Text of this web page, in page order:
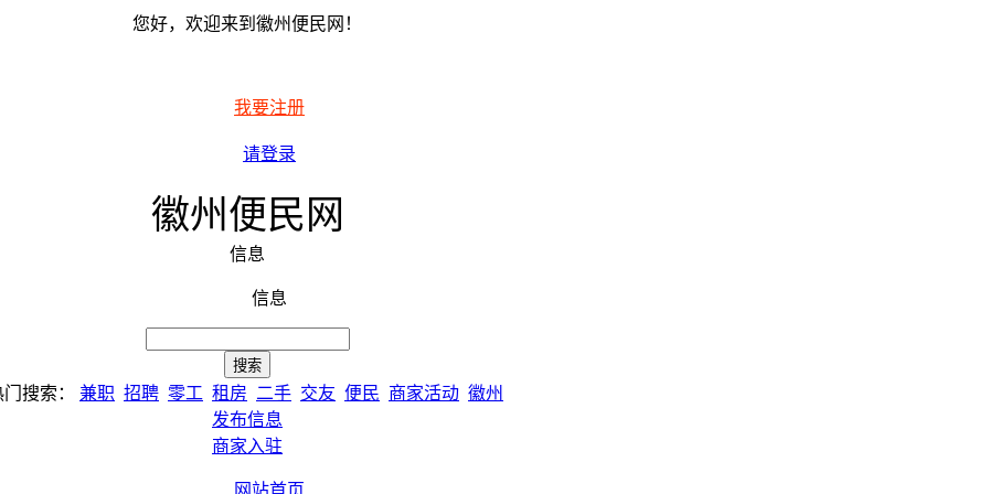
您好，欢迎来到徽州便民网！
我要注册
请登录
徽州便民网
信息
信息
门搜索： 兼职 招聘 零工 租房 二手 交友 便民 商家活动 徽州
发布信息
商家入驻
网站首页